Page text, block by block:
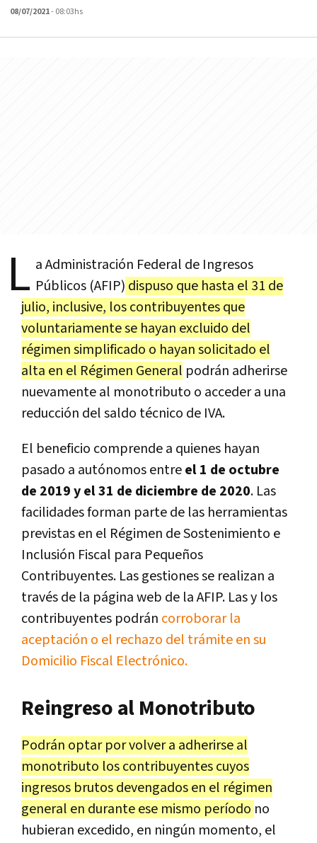
08/07/2021- 08:03hs
L a Administración Federal de Ingresos
Públicos (AFIP) dispuso que hasta el 31 de
julio, inclusive, los contribuyentes que
voluntariamente se hayan excluido del
régimen simplificado o hayan solicitado el
alta en el Régimen General podrán adherirse
nuevamente al monotributo o acceder a una
reducción del saldo técnico de IVA.
El beneficio comprende a quienes hayan
pasado a autónomos entreel 1 de octubre
de 2019 y el 31 de diciembre de 2020. Las
facilidades forman parte de las herramientas
previstas en el Régimen de Sostenimiento e
Inclusión Fiscal para Pequeños
Contribuyentes. Las gestiones se realizan a
través de la página web de la AFIP. Las y los
contribuyentes podrán corroborar la
aceptación o el rechazo del trámite en su
Domicilio Fiscal Electrónico.
Reingreso al Monotributo
Podrán optar por volver a adherirse al
monotributo los contribuyentes cuyos
ingresos brutos devengados en el régimen
general en durante ese mismo período no
hubieran excedido, en ningún momento, el